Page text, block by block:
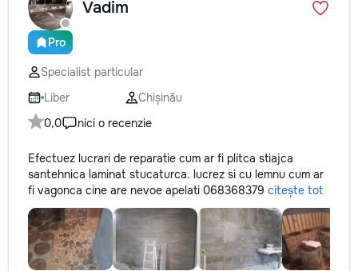
Pro
Vadim
Specialist particular
Liber
Chișinău
0,0
nici o recenzie
Efectuez lucrari de reparatie cum ar fi plitca stiajca
santehnica laminat stucaturca. lucrez si cu lemnu cum ar
fi vagonca cine are nevoe apelati 068368379 citește tot